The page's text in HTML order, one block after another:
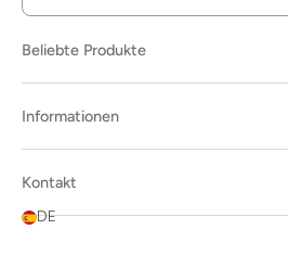
Beliebte Produkte
Informationen
Kontakt
DE